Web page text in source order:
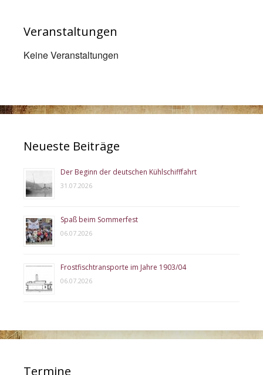
Veranstaltungen
Keine Veranstaltungen
Neueste Beiträge
Der Beginn der deutschen Kühlschifffahrt
31.07.2026
Spaß beim Sommerfest
06.07.2026
Frostfischtransporte im Jahre 1903/04
06.07.2026
Termine